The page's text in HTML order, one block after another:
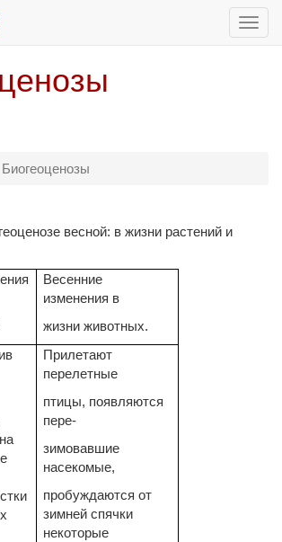
Биогеоценозы
весной: в жизни растений и
Весенние
изменения в
жизни животных.
Прилетают
перелетные
птицы, появляются
пере-
зимовавшие
насекомые,
пробуждаются от
зимней спячки
некоторые